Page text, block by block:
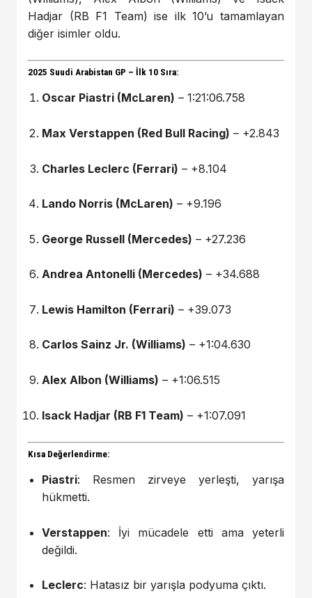
Hadjar (RB F1 Team) ise ilk 10’u tamamlayan
diğer isimler oldu.
2025 Suudi Arabistan GP – İlk 10 Sıra:
Oscar Piastri (McLaren) – 1:21:06.758
Max Verstappen (Red Bull Racing) – +2.843
Charles Leclerc (Ferrari) – +8.104
Lando Norris (McLaren) – +9.196
George Russell (Mercedes) – +27.236
Andrea Antonelli (Mercedes) – +34.688
Lewis Hamilton (Ferrari) – +39.073
Carlos Sainz Jr. (Williams) – +1:04.630
Alex Albon (Williams) – +1:06.515
Isack Hadjar (RB F1 Team) – +1:07.091
Kısa Değerlendirme:
Piastri: Resmen zirveye yerleşti, yarışa
hükmetti.
Verstappen: İyi mücadele etti ama yeterli
değildi.
Leclerc: Hatasız bir yarışla podyuma çıktı.